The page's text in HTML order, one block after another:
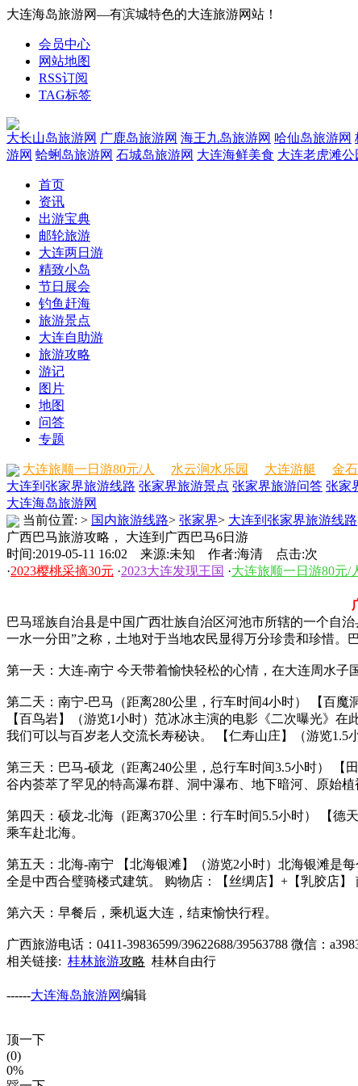
大连海岛旅游网—有滨城特色的大连旅游网站！
会员中心
网站地图
RSS订阅
TAG标签
大长山岛旅游网 广鹿岛旅游网 海王九岛旅游网 哈仙岛旅游网
游网 蛤蜊岛旅游网 石城岛旅游网 大连海鲜美食 大连老虎滩公
首页
资讯
出游宝典
邮轮旅游
大连两日游
精致小岛
节日展会
钓鱼赶海
旅游景点
大连自助游
旅游攻略
游记
图片
地图
问答
专题
大连旅顺一日游80元/人 水云涧水乐园 大连游艇 金
大连到张家界旅游线路 张家界旅游景点 张家界旅游问答 张家
大连海岛旅游网
当前位置: > 国内旅游线路> 张家界> 大连到张家界旅游线路
广西巴马旅游攻略， 大连到广西巴马6日游
时间:2019-05-11 16:02 来源:未知 作者:海清 点击:次
·2023樱桃采摘30元 ·2023大连发现王国 ·大连旅顺一日游80元/
巴马瑶族自治县是中国广西壮族自治区河池市所辖的一个自
一水一分田”之称，土地对于当地农民显得万分珍贵和珍惜。
第一天：大连-南宁 今天带着愉快轻松的心情，在大连周水子
第二天：南宁-巴马（距离280公里，行车时间4小时） 【百
【百鸟岩】（游览1小时）范冰冰主演的电影《二次曝光》
我们可以与百岁老人交流长寿秘诀。 【仁寿山庄】（游览1.5
第三天：巴马-硕龙（距离240公里，总行车时间3.5小时）
谷内荟萃了罕见的特高瀑布群、洞中瀑布、地下暗河、原始植
第四天：硕龙-北海（距离370公里：行车时间5.5小时） 【德
乘车赴北海。
第五天：北海-南宁 【北海银滩】（游览2小时）北海银滩是
全是中西合璧骑楼式建筑。 购物店：【丝绸店】+【乳胶店】
第六天：早餐后，乘机返大连，结束愉快行程。
广西旅游电话：0411-39836599/39622688/39563788 微信：
相关链接: 桂林旅游攻略 桂林自由行
------大连海岛旅游网编辑
顶一下
(0)
0%